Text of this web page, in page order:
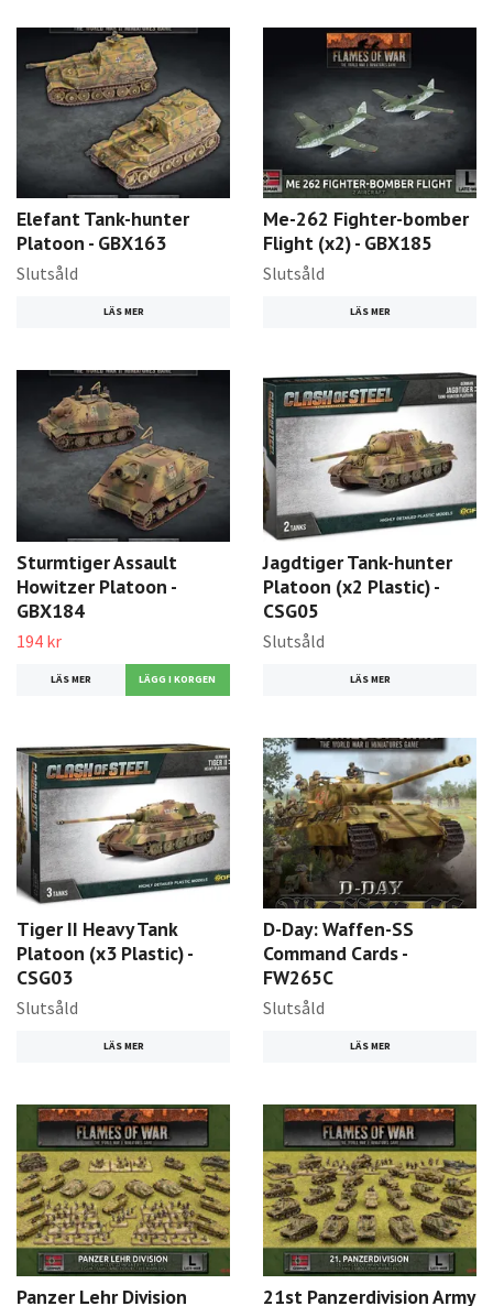
Elefant Tank-hunter
Platoon - GBX163
Slutsåld
LÄS MER
Me-262 Fighter-bomber
Flight (x2) - GBX185
Slutsåld
LÄS MER
Sturmtiger Assault
Howitzer Platoon -
GBX184
194 kr
LÄS MER
Jagdtiger Tank-hunter
Platoon (x2 Plastic) -
CSG05
Slutsåld
LÄS MER
Tiger II Heavy Tank
Platoon (x3 Plastic) -
CSG03
Slutsåld
LÄS MER
D-Day: Waffen-SS
Command Cards -
FW265C
Slutsåld
LÄS MER
Panzer Lehr Division 21st Panzerdivision Army